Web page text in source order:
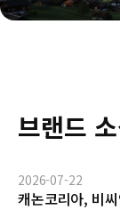
브랜드
2026-07-22
캐논코리아, 비